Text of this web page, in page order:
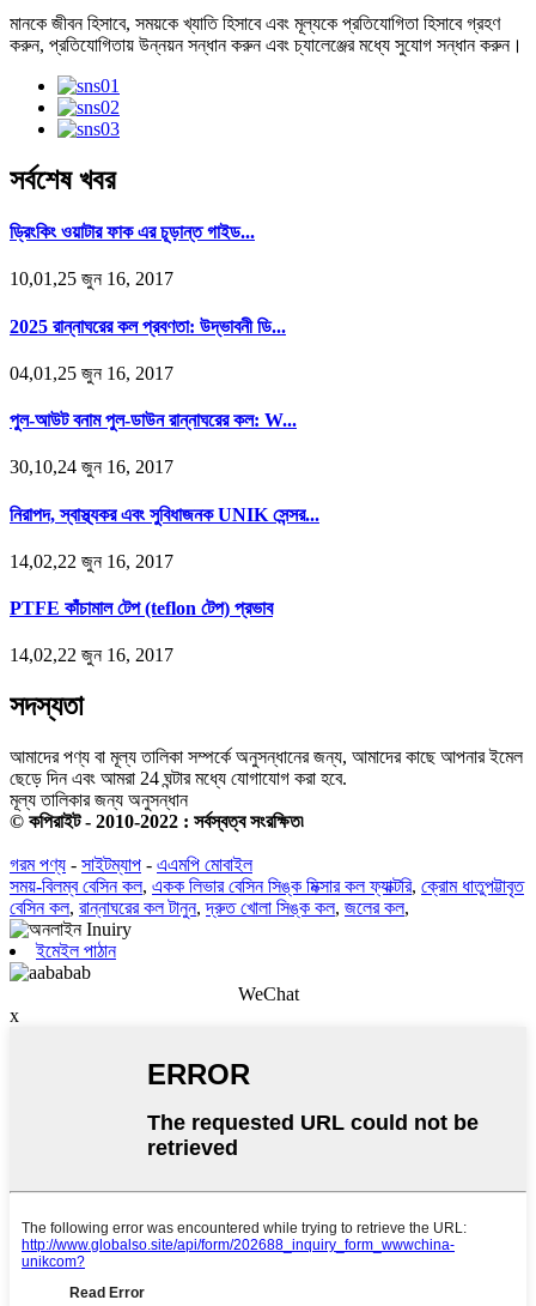
মানকে জীবন হিসাবে, সময়কে খ্যাতি হিসাবে এবং মূল্যকে প্রতিযোগিতা হিসাবে গ্রহণ
করুন, প্রতিযোগিতায় উন্নয়ন সন্ধান করুন এবং চ্যালেঞ্জের মধ্যে সুযোগ সন্ধান করুন।
সর্বশেষ খবর
ড্রিংকিং ওয়াটার ফাক এর চূড়ান্ত গাইড...
10,01,25 জুন 16, 2017
2025 রান্নাঘরের কল প্রবণতা: উদ্ভাবনী ডি...
04,01,25 জুন 16, 2017
পুল-আউট বনাম পুল-ডাউন রান্নাঘরের কল: W...
30,10,24 জুন 16, 2017
নিরাপদ, স্বাস্থ্যকর এবং সুবিধাজনক UNIK সেন্সর...
14,02,22 জুন 16, 2017
PTFE কাঁচামাল টেপ (teflon টেপ) প্রভাব
14,02,22 জুন 16, 2017
সদস্যতা
আমাদের পণ্য বা মূল্য তালিকা সম্পর্কে অনুসন্ধানের জন্য, আমাদের কাছে আপনার ইমেল
ছেড়ে দিন এবং আমরা 24 ঘন্টার মধ্যে যোগাযোগ করা হবে.
মূল্য তালিকার জন্য অনুসন্ধান
© কপিরাইট - 2010-2022 : সর্বস্বত্ব সংরক্ষিত৷
গরম পণ্য - সাইটম্যাপ - এএমপি মোবাইল
সময়-বিলম্ব বেসিন কল, একক লিভার বেসিন সিঙ্ক মিক্সার কল ফ্যাক্টরি, ক্রোম ধাতুপট্টাবৃত
বেসিন কল, রান্নাঘরের কল টানুন,দ্রুত খোলা সিঙ্ক কল, জলের কল,
ইমেইল পাঠান
WeChat
x